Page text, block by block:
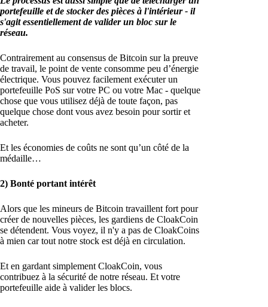
portefeuille et de stocker des pièces à l'intérieur - il
s'agit essentiellement de valider un bloc sur le
réseau.
Contrairement au consensus de Bitcoin sur la preuve
de travail, le point de vente consomme peu d’énergie
électrique. Vous pouvez facilement exécuter un
portefeuille PoS sur votre PC ou votre Mac - quelque
chose que vous utilisez déjà de toute façon, pas
quelque chose dont vous avez besoin pour sortir et
acheter.
Et les économies de coûts ne sont qu’un côté de la
médaille…
2) Bonté portant intérêt
Alors que les mineurs de Bitcoin travaillent fort pour
créer de nouvelles pièces, les gardiens de CloakCoin
se détendent. Vous voyez, il n'y a pas de CloakCoins
à mien car tout notre stock est déjà en circulation.
Et en gardant simplement CloakCoin, vous
contribuez à la sécurité de notre réseau. Et votre
portefeuille aide à valider les blocs.